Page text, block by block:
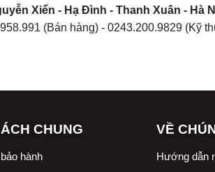
Xiển - Hạ Đình - Thanh Xuân - Hà
(Bán hàng) - 0243.200.9829 (Kỹ
CHUNG
hành
VỀ
Hướng dẫn